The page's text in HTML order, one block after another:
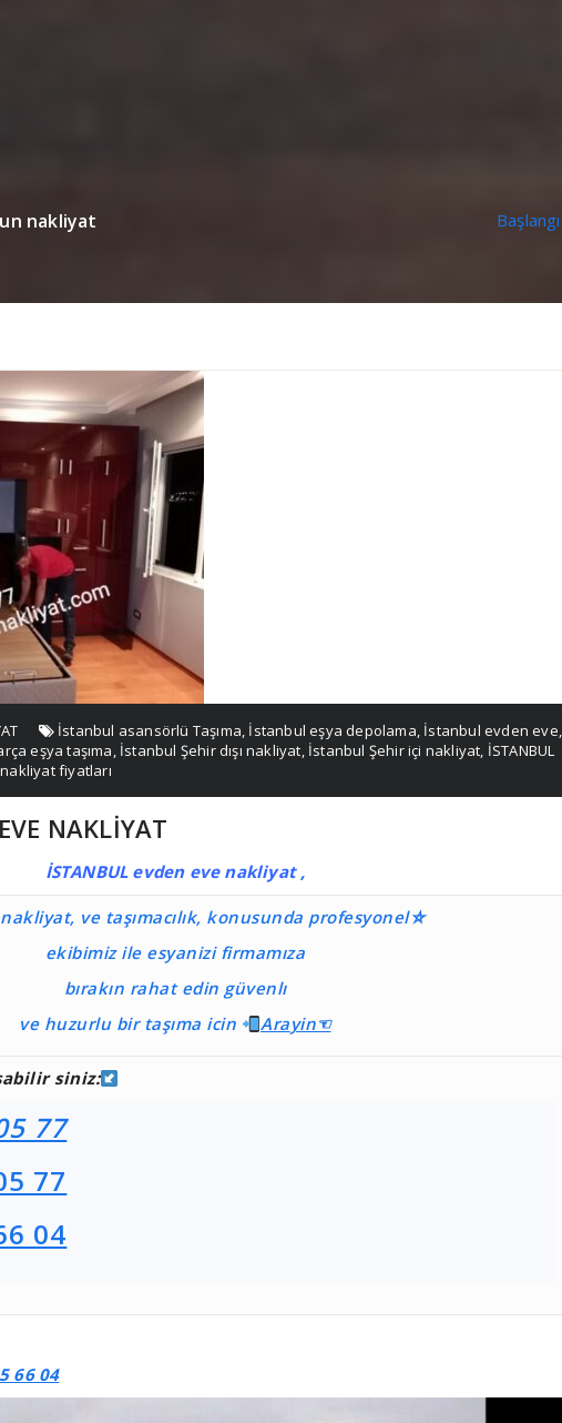
nakliyat
İstanbul asansörlü Taşıma, İstanbul eşya depolama, İstanbul evden eve,
eşya taşıma, İstanbul Şehir dışı nakliyat, İstanbul Şehir içi nakliyat, İSTANBUL
fiyatları
NAKLİYAT
İSTANBUL evden eve nakliyat ,
ve taşımacılık, konusunda profesyonel⛤
ekibimiz ile esyanizi firmamıza
bırakın rahat edin güvenlı
ve huzurlu bir taşıma icin Arayin☜
siniz:
77
77
04
66 04